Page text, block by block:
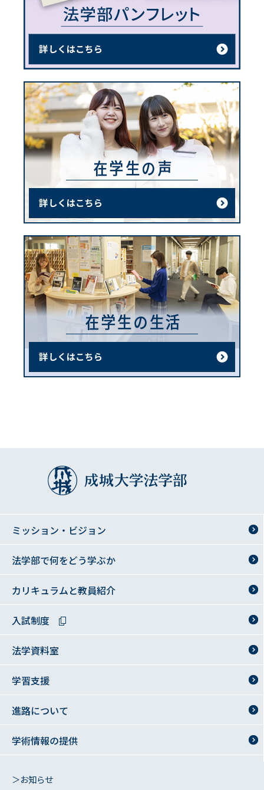
ミッション・ビジョン
法学部で何をどう学ぶか
カリキュラムと教員紹介
入試制度
法学資料室
学習支援
進路について
学術情報の提供
＞お知らせ